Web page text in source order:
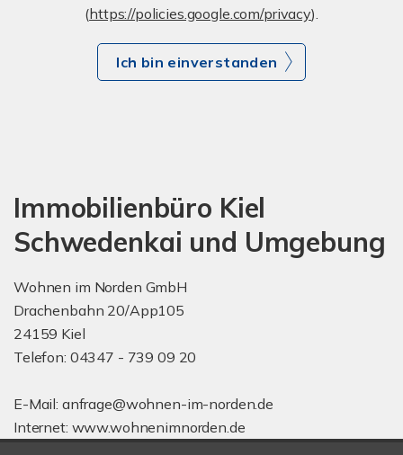
(https://policies.google.com/privacy).
Ich bin einverstanden
Immobilienbüro Kiel
Schwedenkai und Umgebung
Wohnen im Norden GmbH
Drachenbahn 20/App105
24159 Kiel
Telefon: 04347 - 739 09 20
E-Mail: anfrage@wohnen-im-norden.de
Internet: www.wohnenimnorden.de